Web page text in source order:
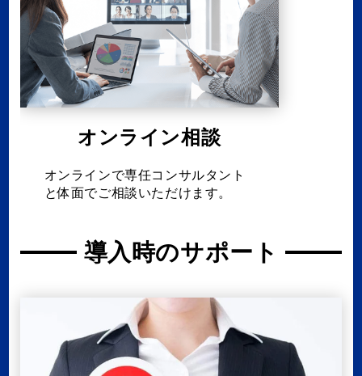
オンライン相談
オンラインで専任コンサルタント
と体面でご相談いただけます。
導入時のサポート